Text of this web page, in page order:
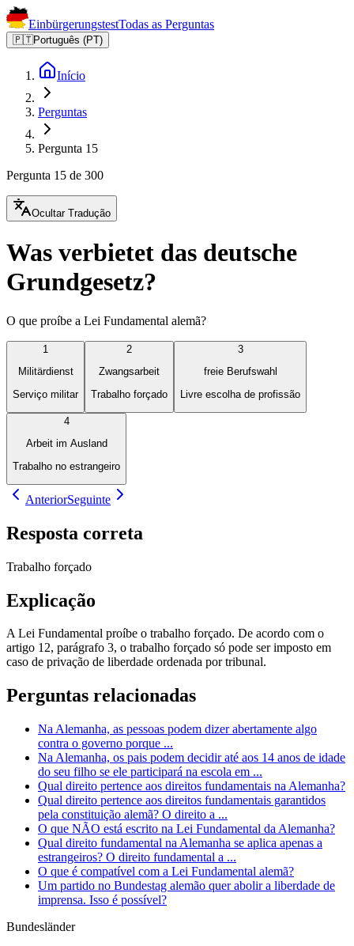
EinbürgerungstestTodas as Perguntas
🇵🇹Português (PT)
Início
Perguntas
Pergunta 15
Pergunta 15 de 300
Ocultar Tradução
Was verbietet das deutsche
Grundgesetz?
O que proíbe a Lei Fundamental alemã?
1
Militärdienst
Serviço militar
2
Zwangsarbeit
Trabalho forçado
3
freie Berufswahl
Livre escolha de profissão
4
Arbeit im Ausland
Trabalho no estrangeiro
AnteriorSeguinte
Resposta correta
Trabalho forçado
Explicação
A Lei Fundamental proíbe o trabalho forçado. De acordo com o
artigo 12, parágrafo 3, o trabalho forçado só pode ser imposto em
caso de privação de liberdade ordenada por tribunal.
Perguntas relacionadas
Na Alemanha, as pessoas podem dizer abertamente algo
contra o governo porque ...
Na Alemanha, os pais podem decidir até aos 14 anos de idade
do seu filho se ele participará na escola em ...
Qual direito pertence aos direitos fundamentais na Alemanha?
Qual direito pertence aos direitos fundamentais garantidos
pela constituição alemã? O direito a ...
O que NÃO está escrito na Lei Fundamental da Alemanha?
Qual direito fundamental na Alemanha se aplica apenas a
estrangeiros? O direito fundamental a ...
O que é compatível com a Lei Fundamental alemã?
Um partido no Bundestag alemão quer abolir a liberdade de
imprensa. Isso é possível?
Bundesländer